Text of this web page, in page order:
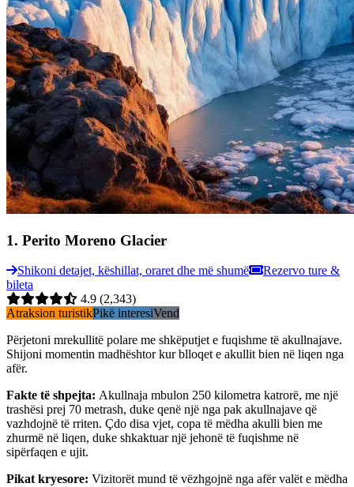
1. Perito Moreno Glacier
Shikoni detajet, këshillat, oraret dhe më shumë
Rezervo ture &
bileta
4.9 (2,343)
Atraksion turistikPikë interesiVend
Përjetoni mrekullitë polare me shkëputjet e fuqishme të akullnajave.
Shijoni momentin madhështor kur blloqet e akullit bien në liqen nga
afër.
Fakte të shpejta: Akullnaja mbulon 250 kilometra katrorë, me një
trashësi prej 70 metrash, duke qenë një nga pak akullnajave që
vazhdojnë të rriten. Çdo disa vjet, copa të mëdha akulli bien me
zhurmë në liqen, duke shkaktuar një jehonë të fuqishme në
sipërfaqen e ujit.
Pikat kryesore: Vizitorët mund të vëzhgojnë nga afër valët e mëdha